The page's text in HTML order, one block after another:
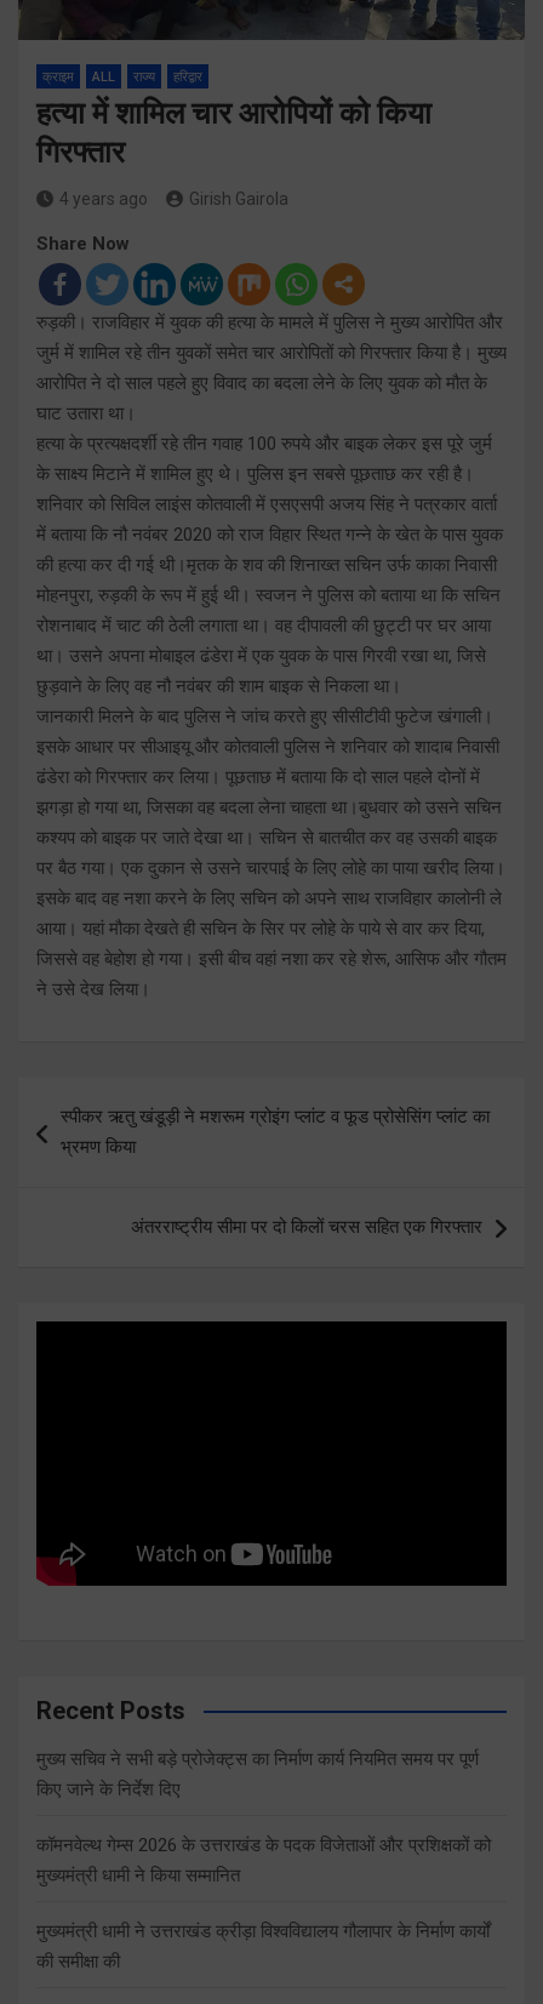
क्राइम ALL राज्य हरिद्वार
हत्या में शामिल चार आरोपियों को किया
गिरफ्तार
4 years ago Girish Gairola
Share Now
रुड़की। राजविहार में युवक की हत्या के मामले में पुलिस ने मुख्य आरोपित और
जुर्म में शामिल रहे तीन युवकों समेत चार आरोपितों को गिरफ्तार किया है। मुख्य
आरोपित ने दो साल पहले हुए विवाद का बदला लेने के लिए युवक को मौत के
घाट उतारा था।
हत्या के प्रत्यक्षदर्शी रहे तीन गवाह 100 रुपये और बाइक लेकर इस पूरे जुर्म
के साक्ष्य मिटाने में शामिल हुए थे। पुलिस इन सबसे पूछताछ कर रही है।
शनिवार को सिविल लाइंस कोतवाली में एसएसपी अजय सिंह ने पत्रकार वार्ता
में बताया कि नौ नवंबर 2020 को राज विहार स्थित गन्ने के खेत के पास युवक
की हत्या कर दी गई थी।मृतक के शव की शिनाख्त सचिन उर्फ काका निवासी
मोहनपुरा, रुड़की के रूप में हुई थी। स्वजन ने पुलिस को बताया था कि सचिन
रोशनाबाद में चाट की ठेली लगाता था। वह दीपावली की छुट्टी पर घर आया
था। उसने अपना मोबाइल ढंडेरा में एक युवक के पास गिरवी रखा था, जिसे
छुड़वाने के लिए वह नौ नवंबर की शाम बाइक से निकला था।
जानकारी मिलने के बाद पुलिस ने जांच करते हुए सीसीटीवी फुटेज खंगाली।
इसके आधार पर सीआइयू और कोतवाली पुलिस ने शनिवार को शादाब निवासी
ढंडेरा को गिरफ्तार कर लिया। पूछताछ में बताया कि दो साल पहले दोनों में
झगड़ा हो गया था, जिसका वह बदला लेना चाहता था।बुधवार को उसने सचिन
कश्यप को बाइक पर जाते देखा था। सचिन से बातचीत कर वह उसकी बाइक
पर बैठ गया। एक दुकान से उसने चारपाई के लिए लोहे का पाया खरीद लिया।
इसके बाद वह नशा करने के लिए सचिन को अपने साथ राजविहार कालोनी ले
आया। यहां मौका देखते ही सचिन के सिर पर लोहे के पाये से वार कर दिया,
जिससे वह बेहोश हो गया। इसी बीच वहां नशा कर रहे शेरू, आसिफ और गौतम
ने उसे देख लिया।
navigation
स्पीकर ऋतु खंडूड़ी ने मशरूम ग्रोइंग प्लांट व फूड प्रोसेसिंग प्लांट का
भ्रमण किया
अंतरराष्ट्रीय सीमा पर दो किलों चरस सहित एक गिरफ्तार
Recent Posts
मुख्य सचिव ने सभी बड़े प्रोजेक्ट्स का निर्माण कार्य नियमित समय पर पूर्ण
किए जाने के निर्देश दिए
कॉमनवेल्थ गेम्स 2026 के उत्तराखंड के पदक विजेताओं और प्रशिक्षकों को
मुख्यमंत्री धामी ने किया सम्मानित
मुख्यमंत्री धामी ने उत्तराखंड क्रीड़ा विश्वविद्यालय गौलापार के निर्माण कार्यों
की समीक्षा की